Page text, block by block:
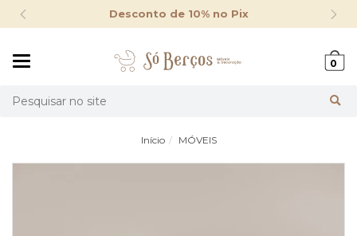
Desconto de 10% no Pix
0
Início MÓVEIS